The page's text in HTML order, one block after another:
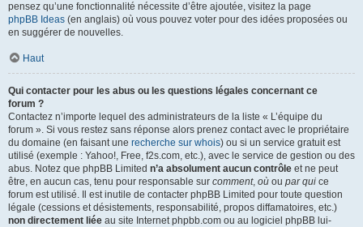
pensez qu’une fonctionnalité nécessite d’être ajoutée, visitez la page
phpBB Ideas (en anglais) où vous pouvez voter pour des idées proposées ou
en suggérer de nouvelles.
Haut
Qui contacter pour les abus ou les questions légales concernant ce
forum ?
Contactez n’importe lequel des administrateurs de la liste « L’équipe du
forum ». Si vous restez sans réponse alors prenez contact avec le propriétaire
du domaine (en faisant une recherche sur whois) ou si un service gratuit est
utilisé (exemple : Yahoo!, Free, f2s.com, etc.), avec le service de gestion ou des
abus. Notez que phpBB Limited n’a absolument aucun contrôle et ne peut
être, en aucun cas, tenu pour responsable sur comment, où ou par qui ce
forum est utilisé. Il est inutile de contacter phpBB Limited pour toute question
légale (cessions et désistements, responsabilité, propos diffamatoires, etc.)
non directement liée au site Internet phpbb.com ou au logiciel phpBB lui-